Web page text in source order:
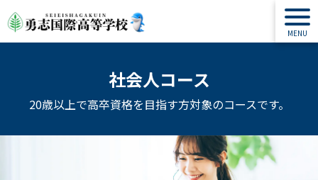
社会人コース
20歳以上で高卒資格を目指す方対象のコースです。